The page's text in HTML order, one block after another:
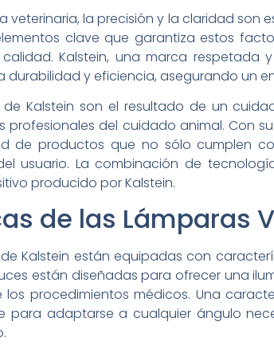
veterinaria, la precisión y la claridad son
clave que garantiza estos
Kalstein, una marca
durabilidad y eficiencia, asegurando un
de Kalstein son el resultado de un
profesionales del cuidado animal. Con
de productos que no sólo cumplen
usuario. La combinación de
producido por Kalstein.
de las Lámparas
Kalstein están equipadas con
están diseñadas para ofrecer una
procedimientos médicos. Una
para adaptarse a cualquier ángulo